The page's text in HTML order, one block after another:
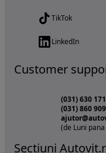
TikTok
LinkedIn
Customer
(031) 630
(031) 860
(de Luni
Sectiuni